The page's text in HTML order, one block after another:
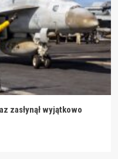
zasłynął wyjątkowo